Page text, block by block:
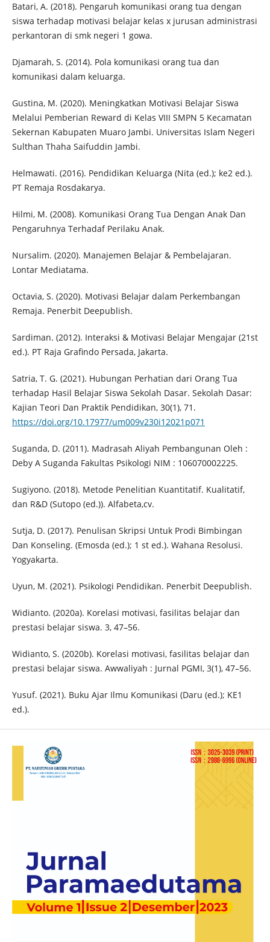
Batari, A. (2018). Pengaruh komunikasi orang tua dengan
siswa terhadap motivasi belajar kelas x jurusan administrasi
perkantoran di smk negeri 1 gowa.
Djamarah, S. (2014). Pola komunikasi orang tua dan
komunikasi dalam keluarga.
Gustina, M. (2020). Meningkatkan Motivasi Belajar Siswa
Melalui Pemberian Reward di Kelas VIII SMPN 5 Kecamatan
Sekernan Kabupaten Muaro Jambi. Universitas Islam Negeri
Sulthan Thaha Saifuddin Jambi.
Helmawati. (2016). Pendidikan Keluarga (Nita (ed.); ke2 ed.).
PT Remaja Rosdakarya.
Hilmi, M. (2008). Komunikasi Orang Tua Dengan Anak Dan
Pengaruhnya Terhadaf Perilaku Anak.
Nursalim. (2020). Manajemen Belajar & Pembelajaran.
Lontar Mediatama.
Octavia, S. (2020). Motivasi Belajar dalam Perkembangan
Remaja. Penerbit Deepublish.
Sardiman. (2012). Interaksi & Motivasi Belajar Mengajar (21st
ed.). PT Raja Grafindo Persada, Jakarta.
Satria, T. G. (2021). Hubungan Perhatian dari Orang Tua
terhadap Hasil Belajar Siswa Sekolah Dasar. Sekolah Dasar:
Kajian Teori Dan Praktik Pendidikan, 30(1), 71.
https://doi.org/10.17977/um009v230i12021p071
Suganda, D. (2011). Madrasah Aliyah Pembangunan Oleh :
Deby A Suganda Fakultas Psikologi NIM : 106070002225.
Sugiyono. (2018). Metode Penelitian Kuantitatif. Kualitatif,
dan R&D (Sutopo (ed.)). Alfabeta,cv.
Sutja, D. (2017). Penulisan Skripsi Untuk Prodi Bimbingan
Dan Konseling. (Emosda (ed.); 1 st ed.). Wahana Resolusi.
Yogyakarta.
Uyun, M. (2021). Psikologi Pendidikan. Penerbit Deepublish.
Widianto. (2020a). Korelasi motivasi, fasilitas belajar dan
prestasi belajar siswa. 3, 47–56.
Widianto, S. (2020b). Korelasi motivasi, fasilitas belajar dan
prestasi belajar siswa. Awwaliyah : Jurnal PGMI, 3(1), 47–56.
Yusuf. (2021). Buku Ajar Ilmu Komunikasi (Daru (ed.); KE1
ed.).